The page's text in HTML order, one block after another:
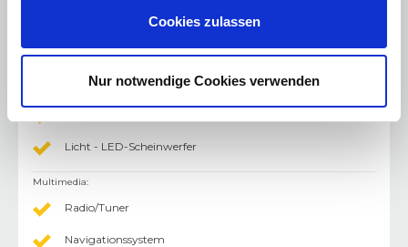
Cookies zulassen
Nur notwendige Cookies verwenden
Nebelscheinwerfer
Scheinwerferreinigung
LED-Scheinwerfer
Licht - LED-Scheinwerfer
Multimedia:
Radio/Tuner
Navigationssystem